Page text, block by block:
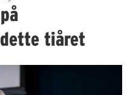
tiåret